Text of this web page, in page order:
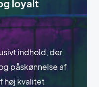
loyalt
indhold, der
påskønnelse af
høj kvalitet